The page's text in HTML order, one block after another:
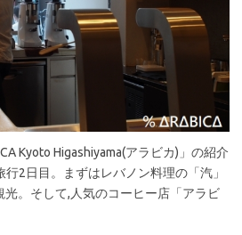
Kyoto Higashiyama(アラビカ)」の紹介
2日目。まずはレバノン料理の「汽」
。そして,人気のコーヒー店「アラビ